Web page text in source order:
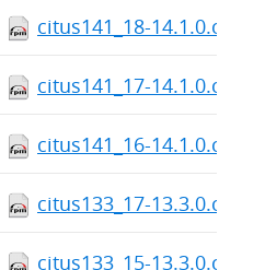
citus141_18-
citus141_17-
citus141_16-
citus133_17-
citus133_15-